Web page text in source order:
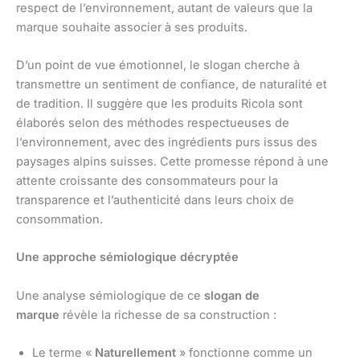
respect de l’environnement, autant de valeurs que la
marque souhaite associer à ses produits.
D’un point de vue émotionnel, le slogan cherche à
transmettre un sentiment de confiance, de naturalité et
de tradition. Il suggère que les produits Ricola sont
élaborés selon des méthodes respectueuses de
l’environnement, avec des ingrédients purs issus des
paysages alpins suisses. Cette promesse répond à une
attente croissante des consommateurs pour la
transparence et l’authenticité dans leurs choix de
consommation.
Une approche sémiologique décryptée
Une analyse sémiologique de ce slogan de
marque révèle la richesse de sa construction :
Le terme « Naturellement » fonctionne comme un